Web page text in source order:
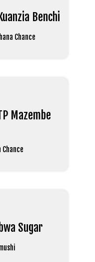
Benchi
Chance
Mazembe
Chance
Sugar